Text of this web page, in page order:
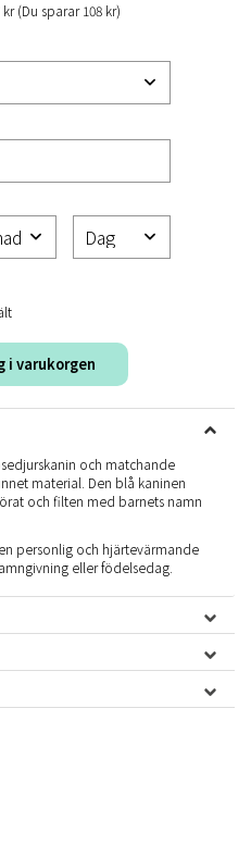
(Du sparar 108 kr)
i varukorgen
och matchande
material. Den blå kaninen
och filten med barnets namn
personlig och hjärtevärmande
eller födelsedag.